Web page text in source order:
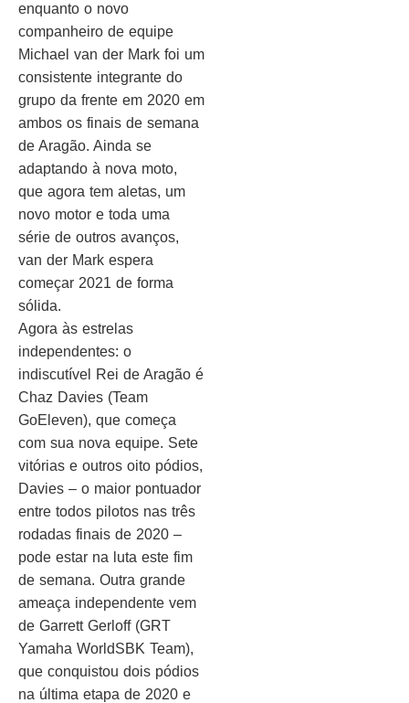
enquanto o novo
companheiro de equipe
Michael van der Mark foi um
consistente integrante do
grupo da frente em 2020 em
ambos os finais de semana
de Aragão. Ainda se
adaptando à nova moto,
que agora tem aletas, um
novo motor e toda uma
série de outros avanços,
van der Mark espera
começar 2021 de forma
sólida.
Agora às estrelas
independentes: o
indiscutível Rei de Aragão é
Chaz Davies (Team
GoEleven), que começa
com sua nova equipe. Sete
vitórias e outros oito pódios,
Davies – o maior pontuador
entre todos pilotos nas três
rodadas finais de 2020 –
pode estar na luta este fim
de semana. Outra grande
ameaça independente vem
de Garrett Gerloff (GRT
Yamaha WorldSBK Team),
que conquistou dois pódios
na última etapa de 2020 e